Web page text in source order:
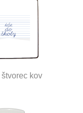
štvorec kov